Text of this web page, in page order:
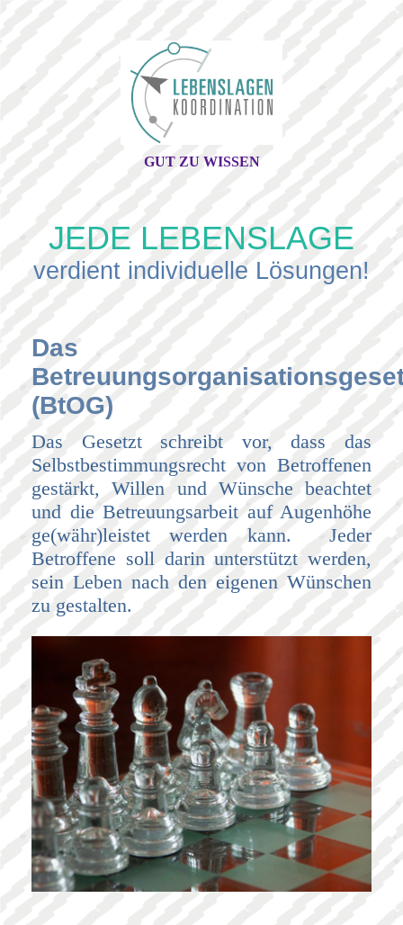
GUT ZU WISSEN
JEDE LEBENSLAGE
verdient individuelle Lösungen!
Das
(BtOG)
Das Gesetzt schreibt vor, dass das
Selbstbestimmungsrecht von Betroffenen
gestärkt, Willen und Wünsche beachtet
und die Betreuungsarbeit auf Augenhöhe
ge(währ)leistet werden kann. Jeder
Betroffene soll darin unterstützt werden,
sein Leben nach den eigenen Wünschen
zu gestalten.